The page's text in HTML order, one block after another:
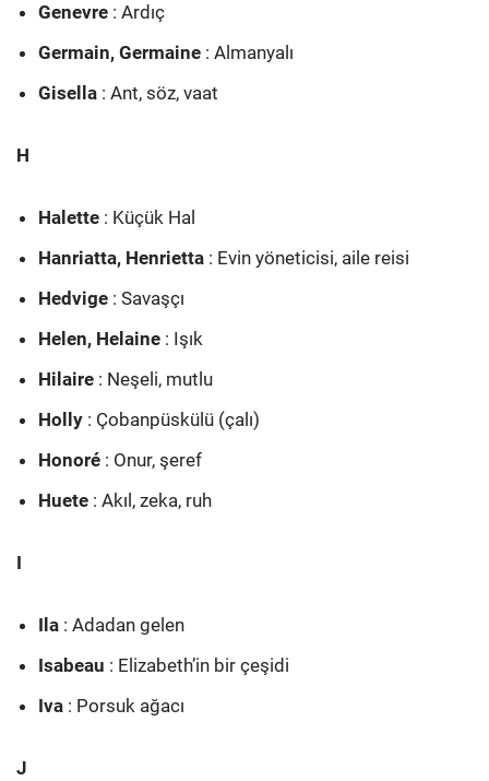
Genevre : Ardıç
Germain, Germaine : Almanyalı
Gisella : Ant, söz, vaat
H
Halette : Küçük Hal
Hanriatta, Henrietta : Evin yöneticisi, aile reisi
Hedvige : Savaşçı
Helen, Helaine : Işık
Hilaire : Neşeli, mutlu
Holly : Çobanpüskülü (çalı)
Honoré : Onur, şeref
Huete : Akıl, zeka, ruh
I
Ila : Adadan gelen
Isabeau : Elizabeth’in bir çeşidi
Iva : Porsuk ağacı
J